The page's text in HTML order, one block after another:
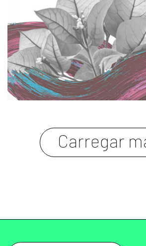
carregar